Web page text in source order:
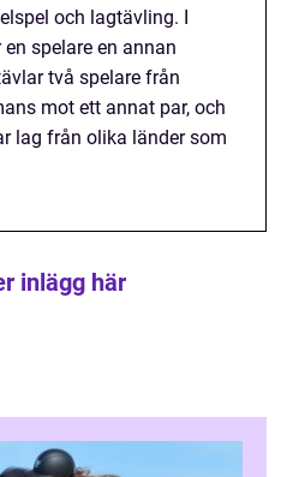
och lagtävling. I
spelare en annan
två spelare från
mot ett annat par, och
lag från olika länder som
inlägg här